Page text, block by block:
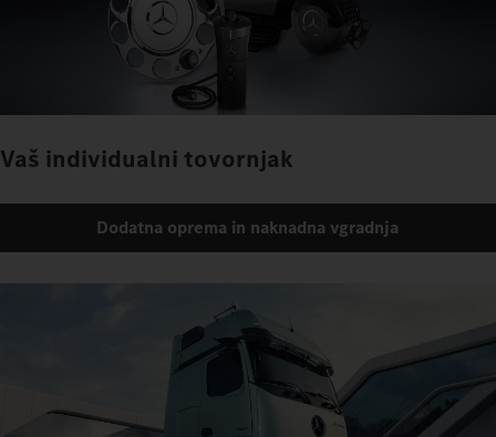
Vaš individualni tovornjak
Dodatna oprema in naknadna vgradnja